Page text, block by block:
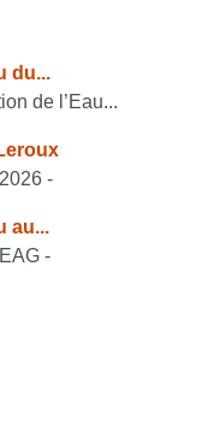
du...
de l’Eau...
-
au...
-